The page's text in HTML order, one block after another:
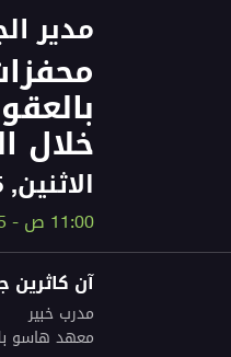
مدير
خلال
الاثنين, 25 نوفمبر 2024
11:00 ص - 12:15 م
آن كاثرين
مدرب خبير
معهد هاسو